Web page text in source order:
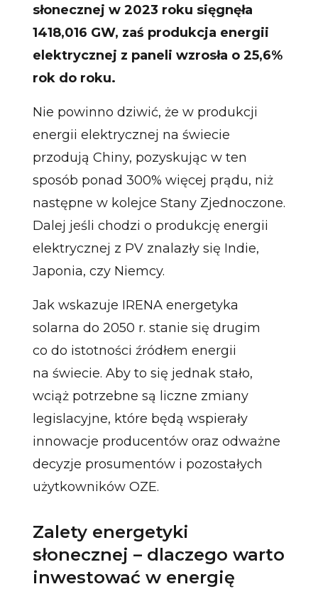
słonecznej w 2023 roku sięgnęła
1418,016 GW, zaś produkcja energii
elektrycznej z paneli wzrosła o 25,6%
rok do roku.
Nie powinno dziwić, że w produkcji
energii elektrycznej na świecie
przodują Chiny, pozyskując w ten
sposób ponad 300% więcej prądu, niż
następne w kolejce Stany Zjednoczone.
Dalej jeśli chodzi o produkcję energii
elektrycznej z PV znalazły się Indie,
Japonia, czy Niemcy.
Jak wskazuje IRENA energetyka
solarna do 2050 r. stanie się drugim
co do istotności źródłem energii
na świecie. Aby to się jednak stało,
wciąż potrzebne są liczne zmiany
legislacyjne, które będą wspierały
innowacje producentów oraz odważne
decyzje prosumentów i pozostałych
użytkowników OZE.
Zalety energetyki
słonecznej – dlaczego warto
inwestować w energię